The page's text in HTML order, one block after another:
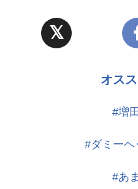
■当まとめ買いパックに含まれる
・YES×NO キャラクター:八凪啓
・YES×NO2 キャラクター:嶺 一
・YES×NO4 キャラクター:北條
【まとめ買いパックに関する注意
クが含まれています。
入時には、重複してポイントが
とある休日前夜。
一人暮らしをしている彼氏・一
オス
#増
#ダミーヘ
#あ